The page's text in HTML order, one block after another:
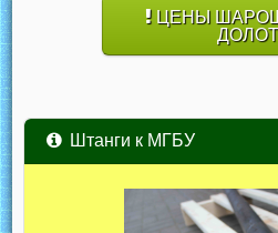
ЦЕНЫ
ДОЛОТ
Штанги к МГБУ